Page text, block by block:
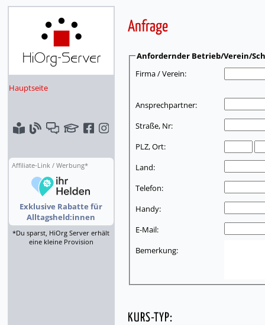
Hauptseite
Affiliate-Link / Werbung*
Exklusive Rabatte für
Alltagsheld:innen
*Du sparst, HiOrg Server erhält
eine kleine Provision
Anfrage
Anfordernder Betrieb/Verein/
Firma / Verein:
Ansprechpartner:
Straße, Nr:
PLZ, Ort:
Land:
Telefon:
Handy:
E-Mail:
Bemerkung:
KURS-TYP: